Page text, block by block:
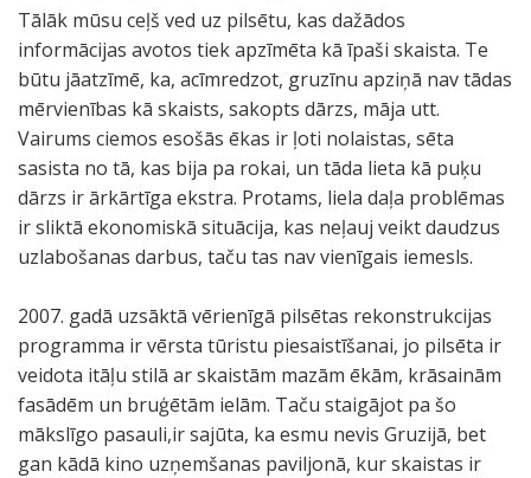
Tālāk mūsu ceļš ved uz pilsētu, kas dažādos
informācijas avotos tiek apzīmēta kā īpaši skaista. Te
būtu jāatzīmē, ka, acīmredzot, gruzīnu apziņā nav tādas
mērvienības kā skaists, sakopts dārzs, māja utt.
Vairums ciemos esošās ēkas ir ļoti nolaistas, sēta
sasista no tā, kas bija pa rokai, un tāda lieta kā puķu
dārzs ir ārkārtīga ekstra. Protams, liela daļa problēmas
ir sliktā ekonomiskā situācija, kas neļauj veikt daudzus
uzlabošanas darbus, taču tas nav vienīgais iemesls.
2007. gadā uzsāktā vērienīgā pilsētas rekonstrukcijas
programma ir vērsta tūristu piesaistīšanai, jo pilsēta ir
veidota itāļu stilā ar skaistām mazām ēkām, krāsainām
fasādēm un bruģētām ielām. Taču staigājot pa šo
mākslīgo pasauli,ir sajūta, ka esmu nevis Gruzijā, bet
gan kādā kino uzņemšanas paviljonā, kur skaistas ir